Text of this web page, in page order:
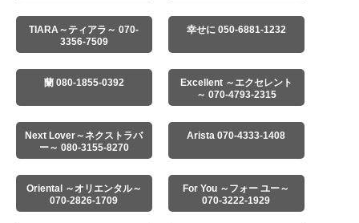
TIARA～ティアラ～ 070-
3356-7509
幸せに 050-6881-1232
蘭 080-1855-0392
Excellent ～エクセレント
～ 070-4793-2315
Next Lover～ネクストラバ
ー～ 080-3155-8270
Arista 070-4333-1408
Oriental ～オリエンタル～
070-2826-1709
For You ～フォー ユー～
070-3222-1929